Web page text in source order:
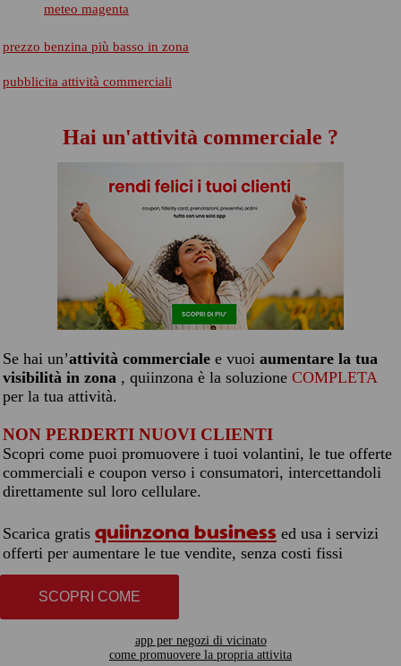
meteo magenta
prezzo benzina più basso in zona
pubblicita attività commerciali
Hai un'attività commerciale ?
Se hai un’attività commerciale e vuoi aumentare la tua
visibilità in zona , quiinzona è la soluzione COMPLETA
per la tua attività.
NON PERDERTI NUOVI CLIENTI
Scopri come puoi promuovere i tuoi volantini, le tue offerte
commerciali e coupon verso i consumatori, intercettandoli
direttamente sul loro cellulare.
Scarica gratis quiinzona business ed usa i servizi
offerti per aumentare le tue vendite, senza costi fissi
SCOPRI COME
app per negozi di vicinato
come promuovere la propria attivita